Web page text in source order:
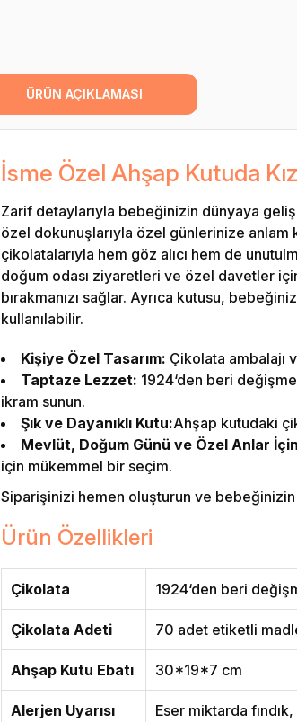
ÜRÜN AÇIKLAMASI
İsme Özel Ahşap Kutuda
Zarif detaylarıyla bebeğinizin dünyaya
özel dokunuşlarıyla özel günlerinize anlam
çikolatalarıyla hem göz alıcı hem de
doğum odası ziyaretleri ve özel davetler
bırakmanızı sağlar. Ayrıca kutusu,
kullanılabilir.
Kişiye Özel Tasarım: Çikolata ambalajı
Taptaze Lezzet: 1924‘den beri
ikram sunun.
Şık ve Dayanıklı Kutu:Ahşap kutudaki
Mevlüt, Doğum Günü ve Özel Anlar
için mükemmel bir seçim.
Siparişinizi hemen oluşturun ve bebeğinizin
Ürün Özellikleri
Çikolata 1924‘den beri
Çikolata Adeti 70 adet etiketli
Ahşap Kutu Ebatı 30*19*7 cm
Alerjen Uyarısı Eser miktarda